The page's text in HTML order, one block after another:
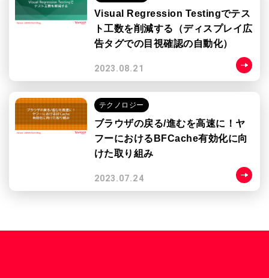
Visual Regression Testingでテス
ト工数を削減する（ディスプレイ広
告タグでの目視確認の自動化）
2023.08.21
テクノロジー
ブラウザの戻る/進むを高速に！ヤ
フーにおけるBFCache有効化に向
けた取り組み
2023.07.24